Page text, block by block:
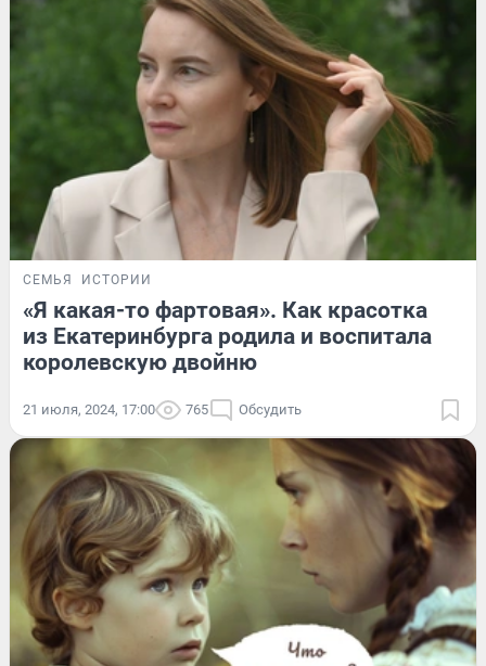
СЕМЬЯ ИСТОРИИ
«Я какая-то фартовая». Как красотка
из Екатеринбурга родила и воспитала
королевскую двойню
21 июля, 2024, 17:00 765 Обсудить